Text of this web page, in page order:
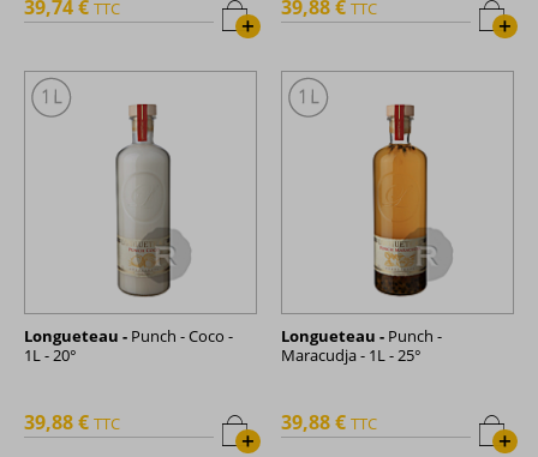
+
39,74 € TTC
+
39,88 € TTC
Longueteau - Punch - Coco -
1L - 20°
+
39,88 € TTC
Longueteau - Punch -
Maracudja - 1L - 25°
+
39,88 € TTC